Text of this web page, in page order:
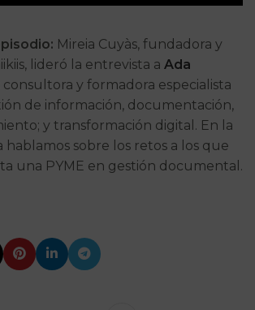
Mireia Cuyàs, fundadora y
lideró la entrevista a Ada
consultora y formadora especialista
de información, documentación,
y transformación digital. En la
hablamos sobre los retos a los que
una PYME en gestión documental.